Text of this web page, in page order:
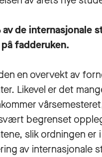
de internasjonale
fadderuken.
en overvekt av
Likevel er det
begrenset
slik ordningen er
av internasjonale